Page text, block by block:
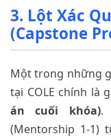
3. Lột Xác
(Capstone
Một trong những
tại COLE chính là
án cuối khóa).
(Mentorship 1-1)